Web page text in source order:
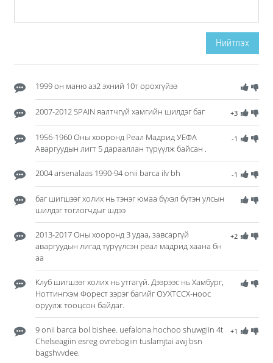
Нийтлэх
1999 он маню аз2 эхний 10т орохгүйээ
+3
2007-2012 SPAIN яалтчгүй хамгийн шилдэг баг
-1
1956-1960 Оны хооронд Реал Мадрид УЕФА
Аваргуудын лигт 5 дарааллан түрүүлж байсан .
-1
2004 arsenalaas 1990-94 onii barca ilv bh
баг шигшээг холих нь тэнэг юмаа бүхэл бүтэн улсын
шилдэг тоглогчдыг шдээ
+2
2013-2017 Оны хооронд 3 удаа, завсаргүй
аваргуудын лигад түрүүлсэн реал мадрид хаана бн
аа
Клуб шигшээг холих нь утгагүй. Дээрээс нь Хамбург,
Ноттингхэм Форест зэрэг багийг ОУХТССХ-ноос
оруулж тооцсон байдаг.
+1
9 onii barca bol bishee. uefalona hochoo shuwgiin 4t
Chelseagiin esreg ovrebogiin tuslamjtai awj bsn
bagshvvdee.